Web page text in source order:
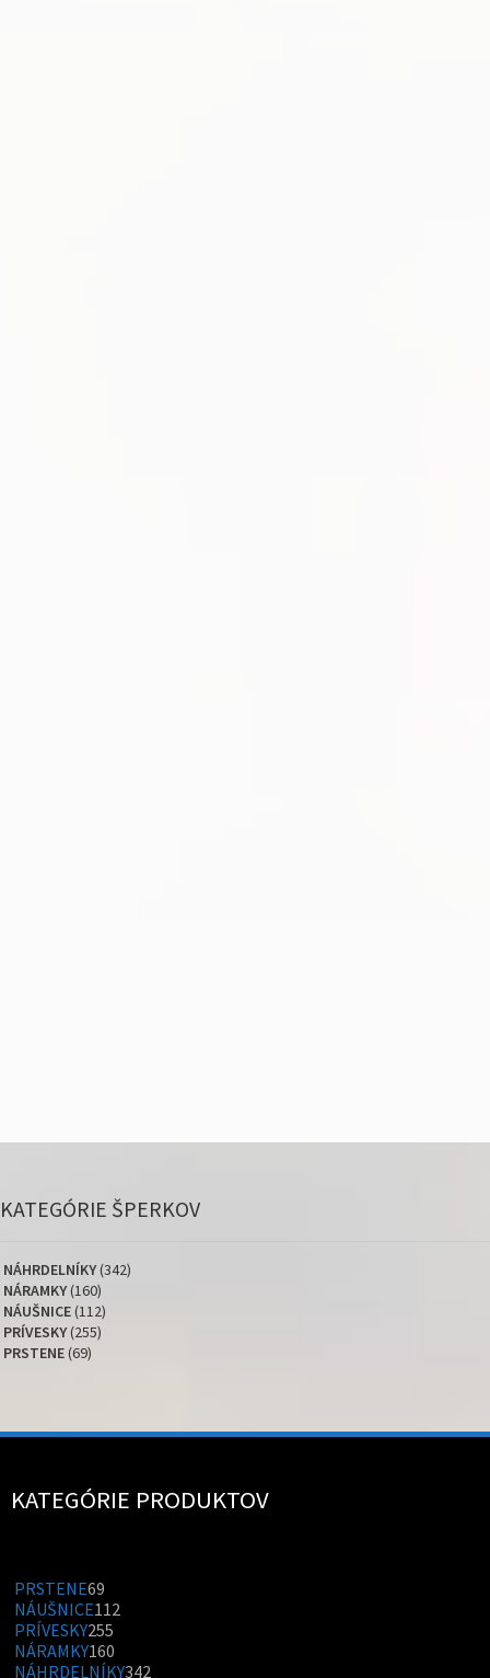
KATEGÓRIE ŠPERKOV
NÁHRDELNÍKY(342)
NÁRAMKY(160)
NÁUŠNICE(112)
PRÍVESKY(255)
PRSTENE(69)
KATEGÓRIE PRODUKTOV
PRSTENE6969
produktov
NÁUŠNICE112112
PRÍVESKY255255
produktov
NÁRAMKY160160
produktov
NÁHRDELNÍKY342342